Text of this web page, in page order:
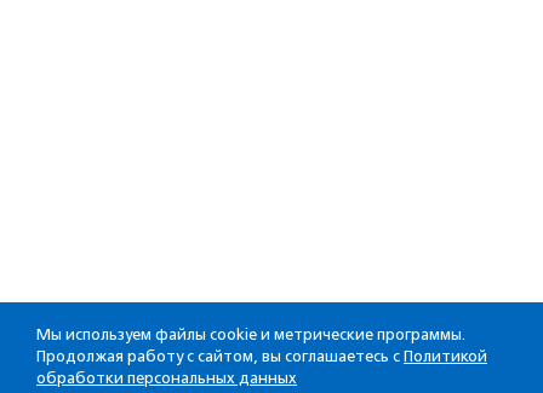
Мы используем файлы cookie и метрические программы.
Продолжая работу с сайтом, вы соглашаетесь с Политикой
обработки персональных данных